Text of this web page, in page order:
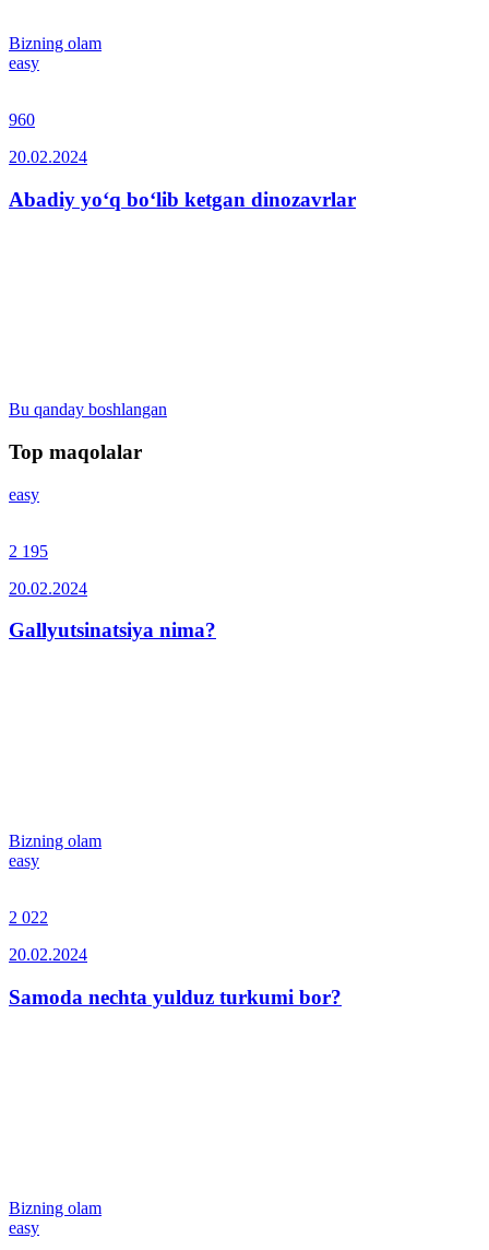
Bizning olam
easy
960
20.02.2024
Abadiy yo‘q bo‘lib ketgan dinozavrlar
Bu qanday boshlangan
Top maqolalar
easy
2 195
20.02.2024
Gallyutsinatsiya nima?
Bizning olam
easy
2 022
20.02.2024
Samoda nechta yulduz turkumi bor?
Bizning olam
easy